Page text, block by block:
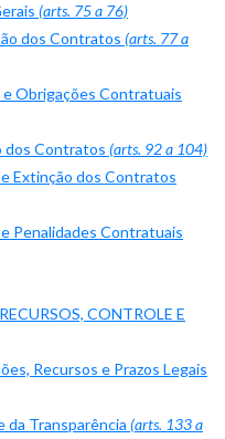
(arts. 75 a 76)
dos Contratos (arts. 77 a
Obrigações Contratuais
dos Contratos (arts. 92 a 104)
Extinção dos Contratos
Penalidades Contratuais
CONTROLE E
Recursos e Prazos Legais
da Transparência (arts. 133 a